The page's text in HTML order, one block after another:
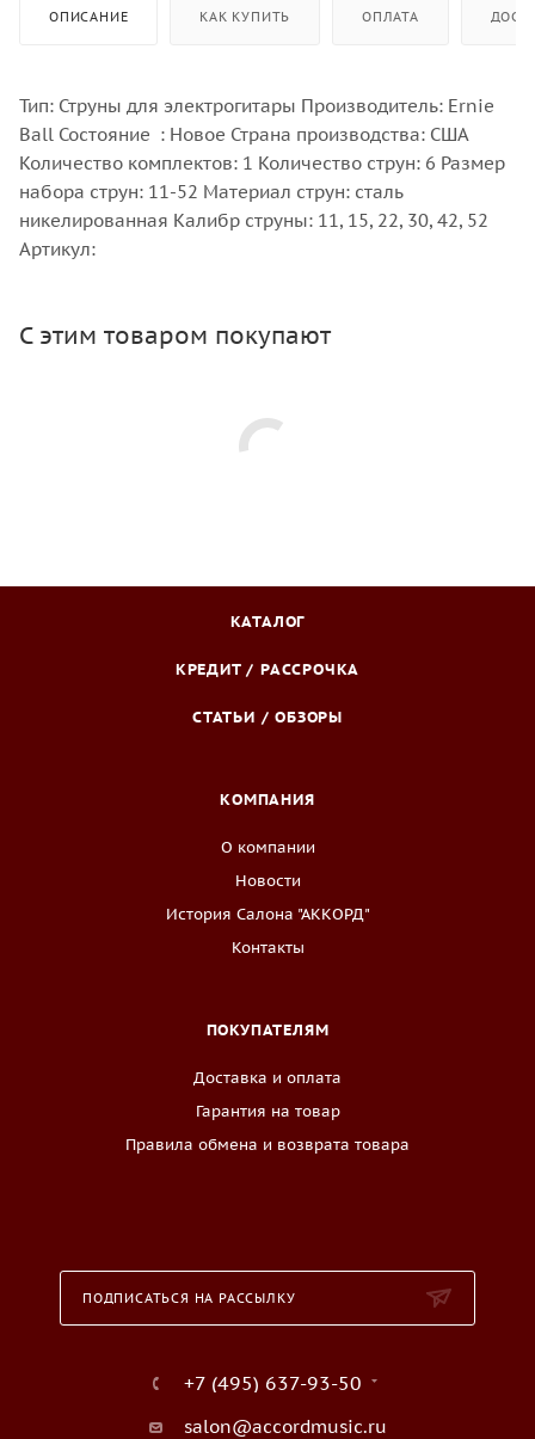
ОПИСАНИЕ КАК КУПИТЬ ОПЛАТА
Тип: Струны для электрогитары Производитель: Ernie
Ball Состояние : Новое Страна производства: США
Количество комплектов: 1 Количество струн: 6 Размер
набора струн: 11-52 Материал струн: сталь
никелированная Калибр струны: 11, 15, 22, 30, 42, 52
Артикул:
С этим товаром покупают
КАТАЛОГ
КРЕДИТ / РАССРОЧКА
СТАТЬИ / ОБЗОРЫ
КОМПАНИЯ
О компании
Новости
История Салона "АККОРД"
Контакты
ПОКУПАТЕЛЯМ
Доставка и оплата
Гарантия на товар
Правила обмена и возврата товара
ПОДПИСАТЬСЯ НА РАССЫЛКУ
+7 (495) 637-93-50
salon@accordmusic.ru